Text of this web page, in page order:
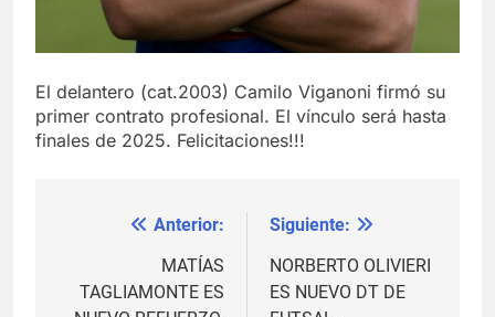
El delantero (cat.2003) Camilo Viganoni firmó su
primer contrato profesional. El vínculo será hasta
finales de 2025. Felicitaciones!!!
Navegación
entradas
Anterior:
MATÍAS
TAGLIAMONTE ES
Siguiente:
NORBERTO OLIVIERI
ES NUEVO DT DE